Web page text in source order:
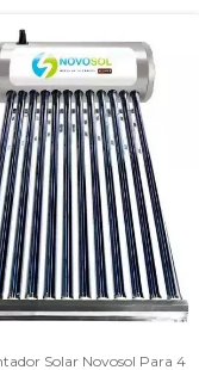
Solar Novosol Para 4